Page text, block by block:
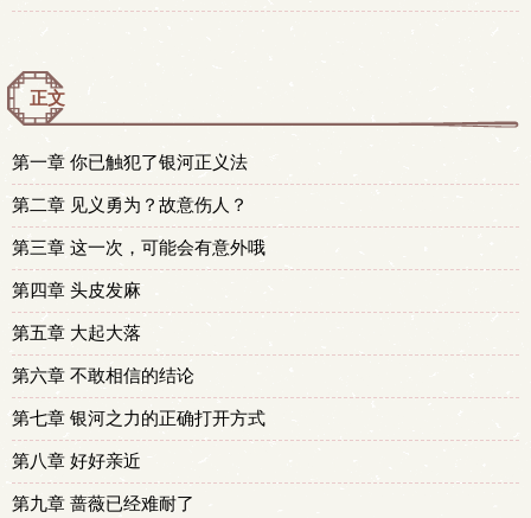
正文
第一章 你已触犯了银河正义法
第二章 见义勇为？故意伤人？
第三章 这一次，可能会有意外哦
第四章 头皮发麻
第五章 大起大落
第六章 不敢相信的结论
第七章 银河之力的正确打开方式
第八章 好好亲近
第九章 蔷薇已经难耐了